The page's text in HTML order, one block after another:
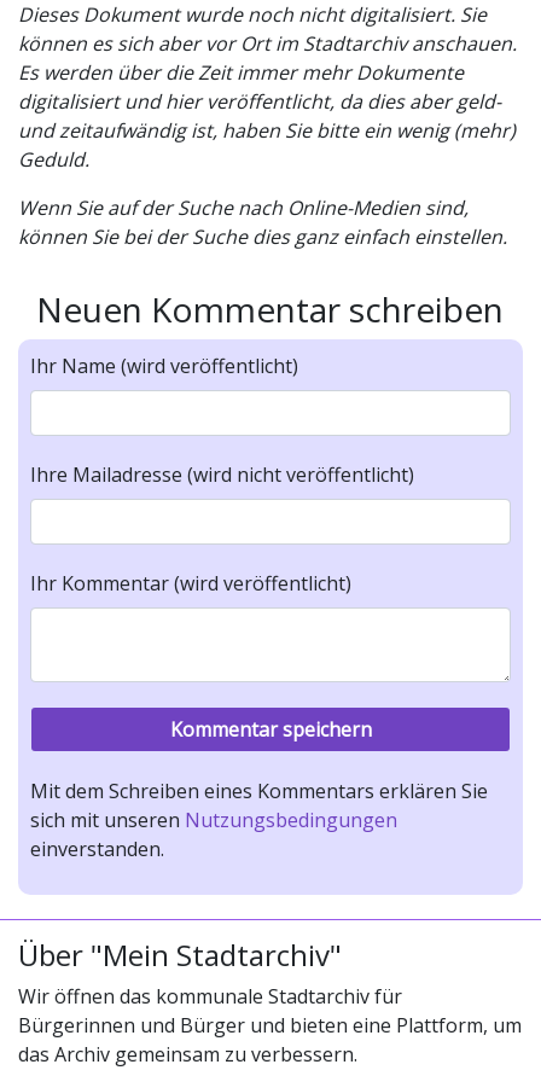
Dieses Dokument wurde noch nicht digitalisiert. Sie
können es sich aber vor Ort im Stadtarchiv anschauen.
Es werden über die Zeit immer mehr Dokumente
digitalisiert und hier veröffentlicht, da dies aber geld-
und zeitaufwändig ist, haben Sie bitte ein wenig (mehr)
Geduld.
Wenn Sie auf der Suche nach Online-Medien sind,
können Sie bei der Suche dies ganz einfach einstellen.
Neuen Kommentar schreiben
Ihr Name (wird veröffentlicht)
Ihre Mailadresse (wird nicht veröffentlicht)
Ihr Kommentar (wird veröffentlicht)
Mit dem Schreiben eines Kommentars erklären Sie
sich mit unseren Nutzungsbedingungen
einverstanden.
Über "Mein Stadtarchiv"
Wir öffnen das kommunale Stadtarchiv für
Bürgerinnen und Bürger und bieten eine Plattform, um
das Archiv gemeinsam zu verbessern.